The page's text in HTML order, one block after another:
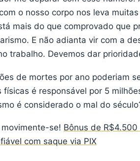
o nosso corpo nos leva
mais do que comprovado que
E não adianta vir com a
trabalho. Devemos dar
de mortes por ano poderiam
físicas é responsável por 5
é considerado o mal do
se! Bônus de
com saque via PIX